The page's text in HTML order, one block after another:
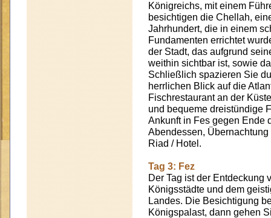
Königreichs, mit einem
besichtigen die Chellah,
Jahrhundert, die in einem
Fundamenten errichtet
der Stadt, das aufgrund
weithin sichtbar ist, sowie
Schließlich spazieren Sie
herrlichen Blick auf die
Fischrestaurant an der
und bequeme dreistündige
Ankunft in Fes gegen Ende
Abendessen,
Riad / Hotel.
Tag 3: Fez
Der Tag ist der Entdeckung
Königsstädte und dem
Landes. Die Besichtigung
Königspalast, dann gehen